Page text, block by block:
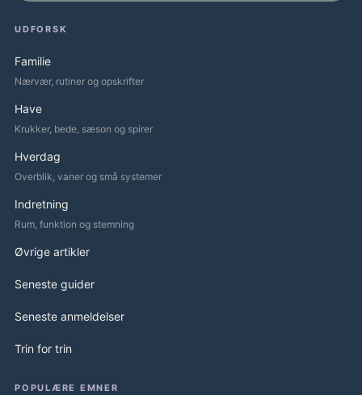
UDFORSK
Familie
Nærvær, rutiner og opskrifter
Have
Krukker, bede, sæson og spirer
Hverdag
Overblik, vaner og små systemer
Indretning
Rum, funktion og stemning
Øvrige artikler
Seneste guider
Seneste anmeldelser
Trin for trin
POPULÆRE EMNER